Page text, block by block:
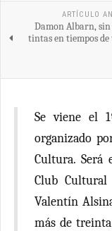
ARTÍCULO
Damon Albarn, sin
tintas en tiempos de
Se viene el
organizado
Cultura. Será
Club
Valentín
más de